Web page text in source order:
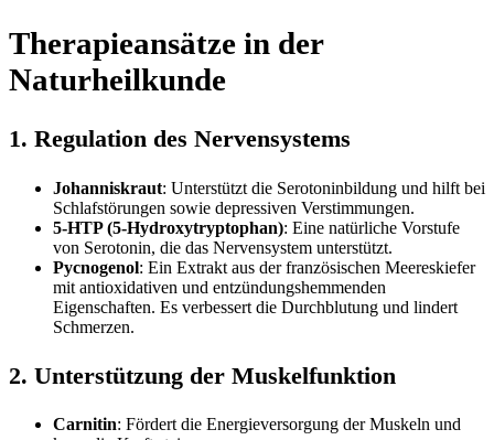
Therapieansätze in der
Naturheilkunde
1. Regulation des Nervensystems
Johanniskraut: Unterstützt die Serotoninbildung und hilft bei
Schlafstörungen sowie depressiven Verstimmungen.
5-HTP (5-Hydroxytryptophan): Eine natürliche Vorstufe
von Serotonin, die das Nervensystem unterstützt.
Pycnogenol: Ein Extrakt aus der französischen Meereskiefer
mit antioxidativen und entzündungshemmenden
Eigenschaften. Es verbessert die Durchblutung und lindert
Schmerzen.
2. Unterstützung der Muskelfunktion
Carnitin: Fördert die Energieversorgung der Muskeln und